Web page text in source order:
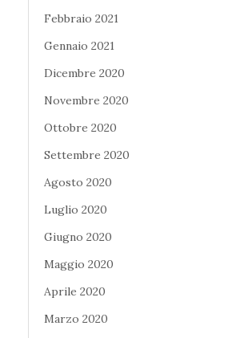
Febbraio 2021
Gennaio 2021
Dicembre 2020
Novembre 2020
Ottobre 2020
Settembre 2020
Agosto 2020
Luglio 2020
Giugno 2020
Maggio 2020
Aprile 2020
Marzo 2020